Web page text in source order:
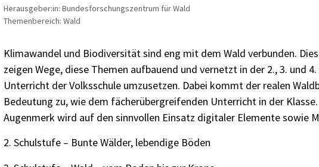
Herausgeber:in: Bundesforschungszentrum für Wald
Themenbereich: Wald
Klimawandel und Biodiversität sind eng mit dem Wald verbunden.
zeigen Wege, diese Themen aufbauend und vernetzt in der 2., 3. und
Unterricht der Volksschule umzusetzen. Dabei kommt der realen
Bedeutung zu, wie dem fächerübergreifenden Unterricht in der
Augenmerk wird auf den sinnvollen Einsatz digitaler Elemente sowie
2. Schulstufe – Bunte Wälder, lebendige Böden